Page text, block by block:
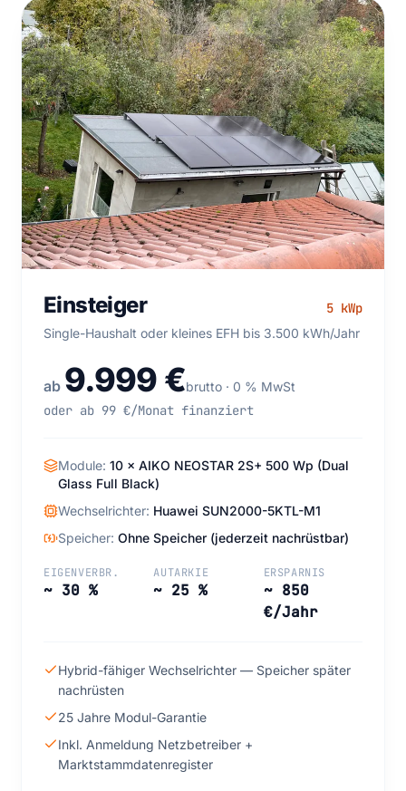
3.500 kWh/Jahr
Einsteiger 5 kWp
Single-Haushalt oder kleines EFH bis 3.500 kWh/Jahr
ab 9.999 €brutto · 0 % MwSt
oder ab 99 €/Monat finanziert
Module: 10 × AIKO NEOSTAR 2S+ 500 Wp (Dual
Glass Full Black)
Wechselrichter: Huawei SUN2000-5KTL-M1
Speicher: Ohne Speicher (jederzeit nachrüstbar)
EIGENVERBR.
~ 30 %
AUTARKIE
~ 25 %
ERSPARNIS
~ 850
€/Jahr
Hybrid-fähiger Wechselrichter — Speicher später
nachrüsten
25 Jahre Modul-Garantie
Inkl. Anmeldung Netzbetreiber +
Marktstammdatenregister